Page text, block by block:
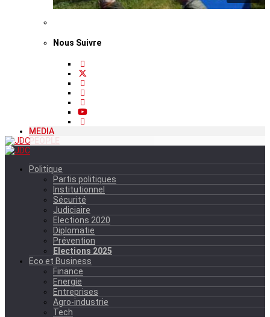
Nous Suivre
MEDIA
PEOPLE
Politique
Partis politiques
Institutionnel
Sécurité
Judiciaire
Elections 2020
Diplomatie
Prévention
Elections 2025
Eco et Business
Finance
Energie
Entreprises
Agro-industrie
Tech